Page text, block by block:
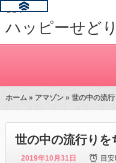
せどり
ハッピーせど
ホーム» アマゾン» 世の中の流行
世の中の流行りを
2019年10月31日 目